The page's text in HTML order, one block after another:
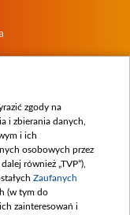
zgody na
i zbierania danych,
i ich
osobowych przez
również „TVP”),
Zaufanych
(w tym do
zainteresowań i